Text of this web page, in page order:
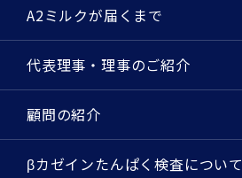
A2ミルクが届くまで
代表理事・理事のご紹介
顧問の紹介
βカゼインたんぱく検査について